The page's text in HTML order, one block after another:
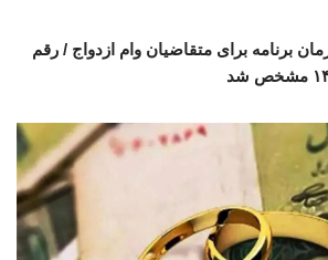
برنامه برای متقاضیان وام ازدواج / رقم